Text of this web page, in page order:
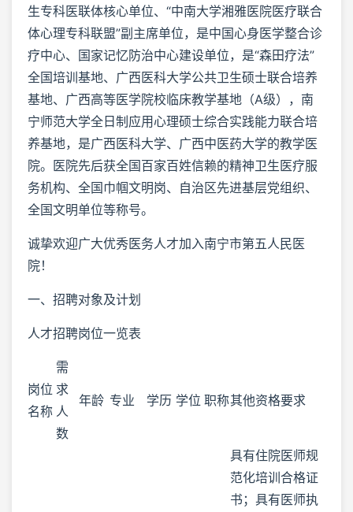
生专科医联体核心单位、“中南大学湘雅医院医疗联合
体心理专科联盟”副主席单位，是中国心身医学整合诊
疗中心、国家记忆防治中心建设单位，是“森田疗法”
全国培训基地、广西医科大学公共卫生硕士联合培养
基地、广西高等医学院校临床教学基地（A级），南
宁师范大学全日制应用心理硕士综合实践能力联合培
养基地，是广西医科大学、广西中医药大学的教学医
院。医院先后获全国百家百姓信赖的精神卫生医疗服
务机构、全国巾帼文明岗、自治区先进基层党组织、
全国文明单位等称号。
诚挚欢迎广大优秀医务人才加入南宁市第五人民医
院！
一、招聘对象及计划
人才招聘岗位一览表
岗位
名称
需
求
人
数
年龄 专业 学历 学位 职称其他资格要求
具有住院医师规
范化培训合格证
书；具有医师执